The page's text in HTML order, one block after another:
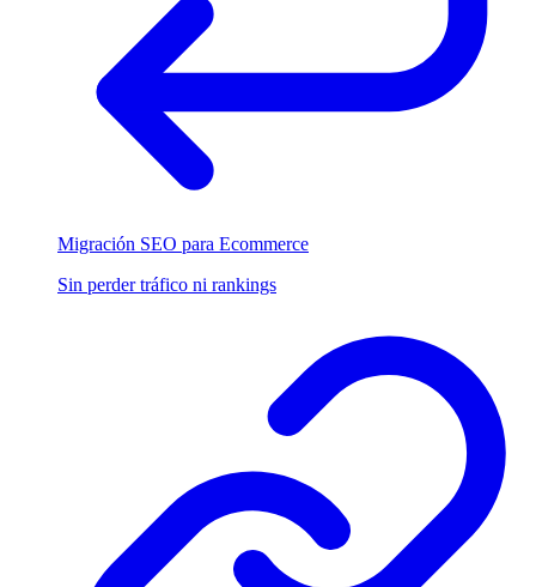
Migración SEO para Ecommerce
Sin perder tráfico ni rankings